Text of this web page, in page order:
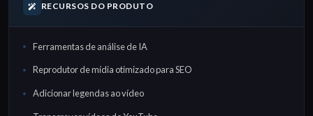
RECURSOS DO PRODUTO
Ferramentas de análise de IA
Reprodutor de mídia otimizado para SEO
Adicionar legendas ao vídeo